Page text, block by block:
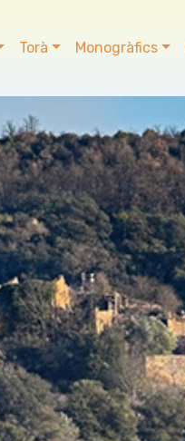
Torà Monogràfics